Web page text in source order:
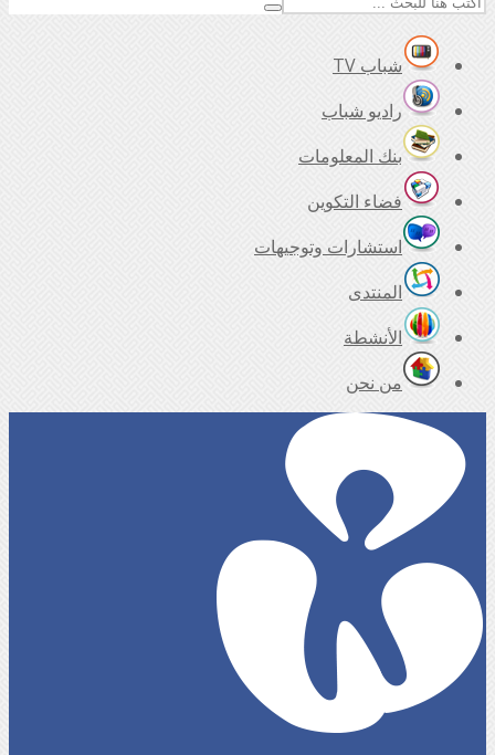
شباب TV
راديو شباب
بنك المعلومات
فضاء التكوين
استشارات وتوجيهات
المنتدى
الأنشطة
من نحن